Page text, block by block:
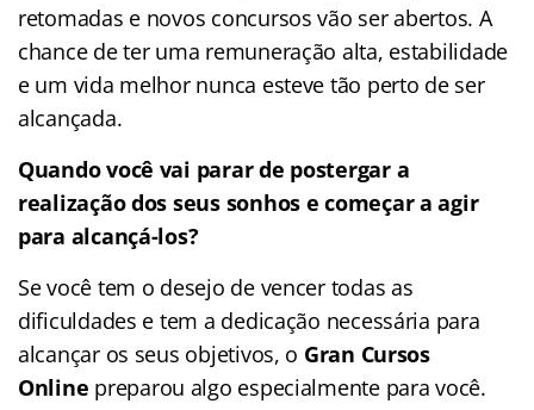
retomadas e novos concursos vão ser abertos. A
chance de ter uma remuneração alta, estabilidade
e um vida melhor nunca esteve tão perto de ser
alcançada.
Quando você vai parar de postergar a
realização dos seus sonhos e começar a agir
para alcançá-los?
Se você tem o desejo de vencer todas as
dificuldades e tem a dedicação necessária para
alcançar os seus objetivos, o Gran Cursos
Online preparou algo especialmente para você.